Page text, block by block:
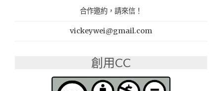
電
鎖
合作邀約，請來信！
vickeywei@gmail.com
創用CC